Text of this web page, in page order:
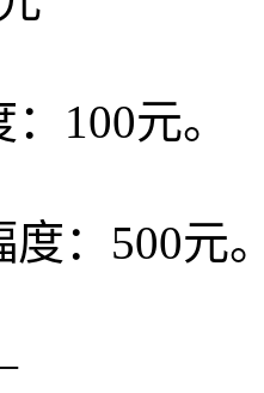
100元。
度：500元